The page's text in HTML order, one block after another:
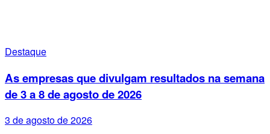
Destaque
As empresas que divulgam resultados na semana
de 3 a 8 de agosto de 2026
3 de agosto de 2026